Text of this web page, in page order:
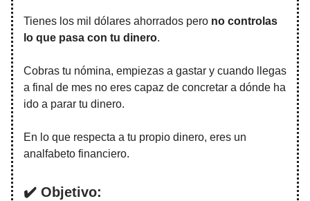
Tienes los mil dólares ahorrados pero no controlas
lo que pasa con tu dinero.
Cobras tu nómina, empiezas a gastar y cuando llegas
a final de mes no eres capaz de concretar a dónde ha
ido a parar tu dinero.
En lo que respecta a tu propio dinero, eres un
analfabeto financiero.
✔️ Objetivo: